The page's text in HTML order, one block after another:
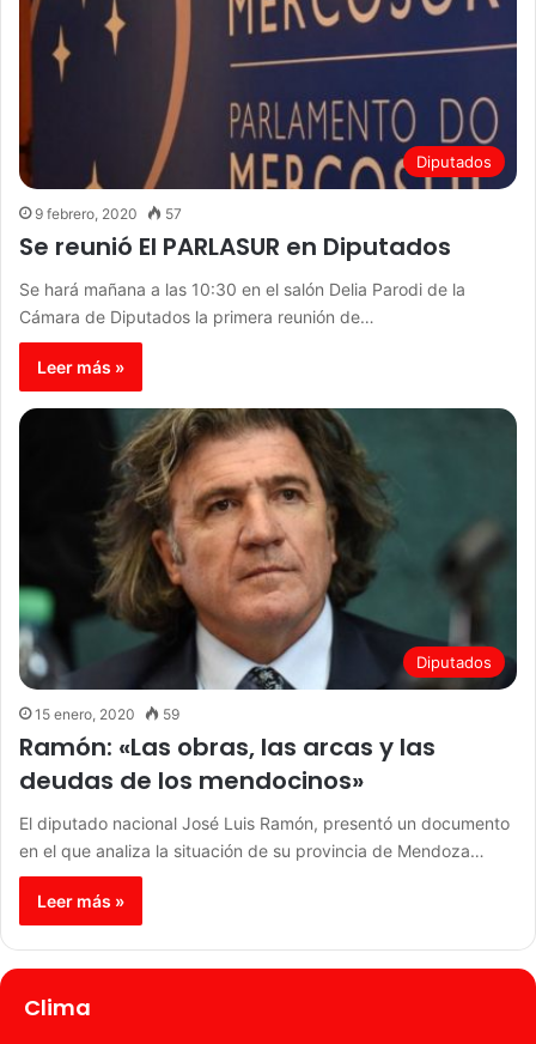
Diputados
9 febrero, 2020 57
Se reunió El PARLASUR en Diputados
Se hará mañana a las 10:30 en el salón Delia Parodi de la
Cámara de Diputados la primera reunión de…
Leer más »
Diputados
15 enero, 2020 59
Ramón: «Las obras, las arcas y las
deudas de los mendocinos»
El diputado nacional José Luis Ramón, presentó un documento
en el que analiza la situación de su provincia de Mendoza…
Leer más »
Clima